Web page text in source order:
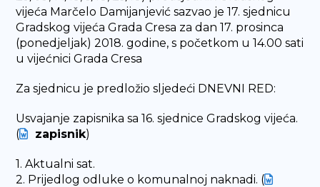
vijeća Marčelo Damijanjević sazvao je 17. sjednicu
Gradskog vijeća Grada Cresa za dan 17. prosinca
(ponedjeljak) 2018. godine, s početkom u 14.00 sati
u vijećnici Grada Cresa
Za sjednicu je predložio sljedeći DNEVNI RED:
Usvajanje zapisnika sa 16. sjednice Gradskog vijeća.
(
zapisnik)
1. Aktualni sat.
2. Prijedlog odluke o komunalnoj naknadi. (